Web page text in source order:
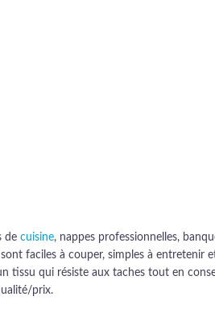
de cuisine, nappes professionnelles,
faciles à couper, simples à entretenir
tissu qui résiste aux taches tout en
prix.